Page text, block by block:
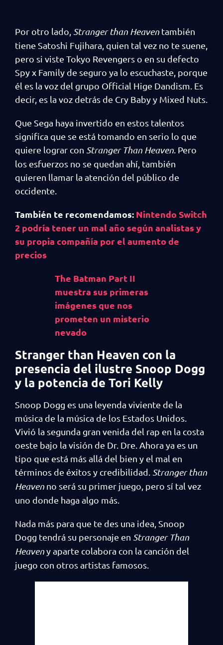
Por otro lado, Stranger than Heaven también
tiene Satoshi Fujihara, quien tal vez no te suene,
pero si viste Tokyo Revengers o en su defecto
Spy x Family de seguro ya lo escuchaste, porque
él es la voz del grupo Official Hige Dandism. Es
decir, es la voz detrás de Cry Baby y Mixed Nuts.
Que Sega haya invertido en estos talentos
significa que se está tomando en serio lo que
quiere lograr con Stranger Than Heaven . Pero
los esfuerzos no se quedan ahí, también
quieren llamar la atención del público de
occidente.
También te recomendamos: Nintendo Switch
2 podría tener un mal año según analistas y
su propia compañía por el aumento de
precios
The Batman Part II
muestra sus primeras
imágenes que nos
prometen un misterio
nevado
Stranger than Heaven con la
presencia del ilustre Snoop Dogg
y la potencia de Tori Kelly
Snoop Dogg es una leyenda viviente de la
música de la música de los Estados Unidos.
Vivió la segunda gran venida del rap en la costa
oeste bajo la visión de Dr. Dre. Ahora ya es un
tipo que está más allá del bien y el mal en
términos de éxitos y credibilidad. Stranger than
Heaven no será su primer juego, pero sí tal vez
uno donde haga algo más.
Nada más para que te des una idea, Snoop
Dogg tendrá su personaje en Stranger Than
Heaveny aparte colabora con la canción del
juego con otros artistas famosos.